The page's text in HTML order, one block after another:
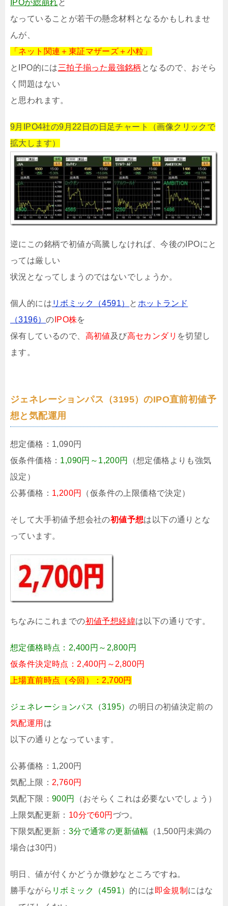
IPOが総崩れと
なっていることが若干の懸念材料となるかもしれませ
んが、
「ネット関連＋東証マザーズ＋小粒」
とIPO的には三拍子揃った最強銘柄 となるので、おそら
く問題はない
と思われます。
9月IPO4社の9月22日の日足チャート（画像クリックで
拡大します）
逆にこの銘柄で初値が高騰しなければ、今後のIPOにと
っては厳しい
状況となってしまうのではないでしょうか。
個人的には リボミック（4591） と ホットランド
（3196）の IPO株を
保有しているので、 高初値 及び高セカンダリ を切望し
ます。
ジェネレーションパス（3195）のIPO直前初値予
想と気配運用
想定価格： 1,090円
仮条件価格： 1,090円～1,200円
（想定価格よりも強気
設定）
公募価格： 1,200円 （仮条件の上限価格で決定）
そして大手初値予想会社の初値予想は以下の通りとな
っています。
ちなみにこれまでの初値予想経緯は以下の通りです。
想定価格時点：2,400円～2,800円
仮条件決定時点：2,400円～2,800円
上場直前時点（今回）：2,700円
ジェネレーションパス（3195）の明日の初値決定前の
気配運用 は
以下の通りとなっています。
公募価格： 1,200円
気配上限： 2,760円
気配下限： 900円
（おそらくこれは必要ないでしょう）
上限気配更新： 10分で60円 づつ。
下限気配更新： 3分で通常の更新値幅
（1,500円未満の
場合は30円）
明日、値が付くかどうか微妙なところですね。
勝手ながら リボミック（4591） 的には 即金規制 にはな